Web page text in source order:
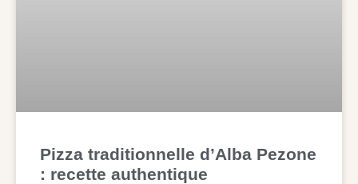
Pizza traditionnelle d’Alba Pezone
: recette authentique